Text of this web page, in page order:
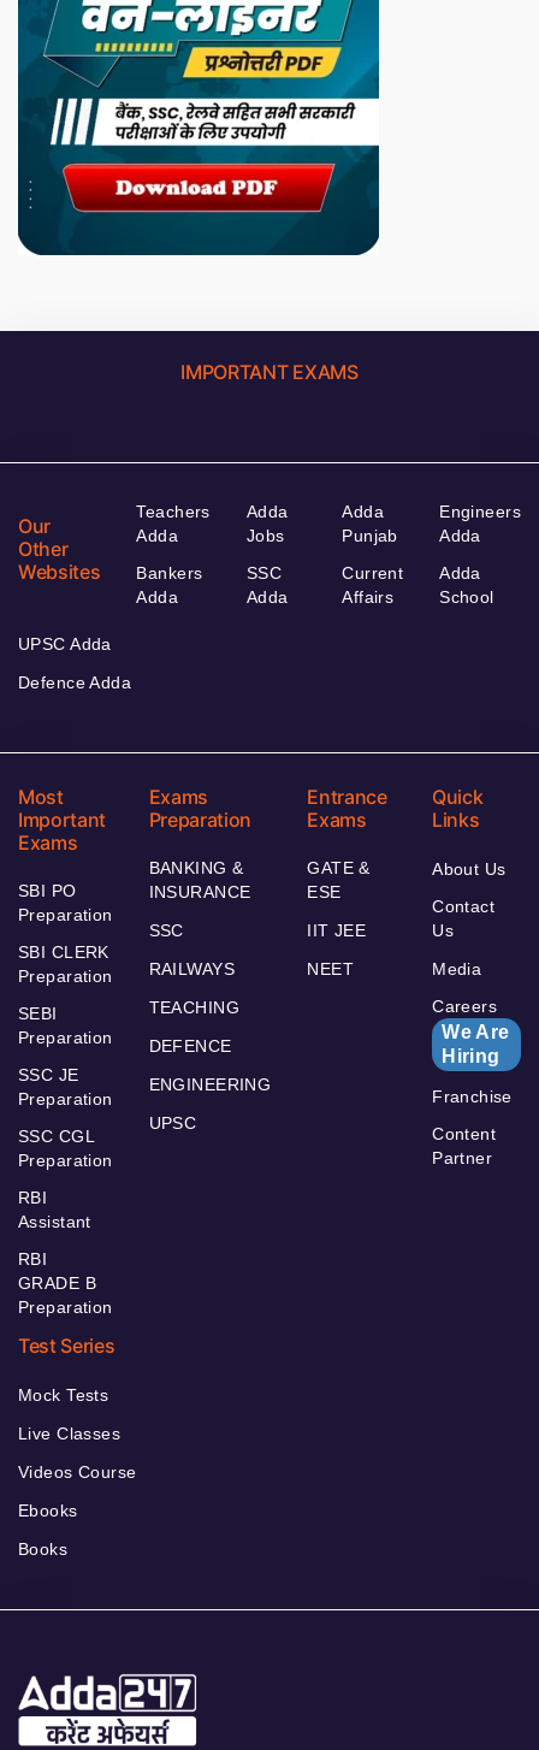
IMPORTANT EXAMS
Our
Other
Websites
Teachers
Adda
Bankers
Adda
Adda
Jobs
SSC
Adda
Adda
Punjab
Current
Affairs
Engineers
Adda
Adda
School
UPSC Adda
Defence Adda
Most
Important
Exams
SBI PO
Preparation
SBI CLERK
Preparation
SEBI
Preparation
SSC JE
Preparation
SSC CGL
Preparation
RBI
Assistant
RBI
GRADE B
Preparation
Exams
Preparation
BANKING &
INSURANCE
SSC
RAILWAYS
TEACHING
DEFENCE
ENGINEERING
UPSC
Entrance
Exams
GATE &
ESE
IIT JEE
NEET
Quick
Links
About Us
Contact
Us
Media
Careers
We Are
Hiring
Franchise
Content
Partner
Test Series
Mock Tests
Live Classes
Videos Course
Ebooks
Books